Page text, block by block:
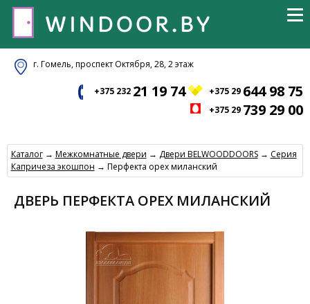
г. Гомель, проспект Октября, 28, 2 этаж
+375 232 21 19 74 +375 29 644 98 75
+375 29 739 29 00
Каталог→ Межкомнатные двери → Двери BELWOODDOORS→ Серия
Капричеза экошпон → Перфекта орех миланский
ДВЕРЬ ПЕРФЕКТА ОРЕХ МИЛАНСКИЙ